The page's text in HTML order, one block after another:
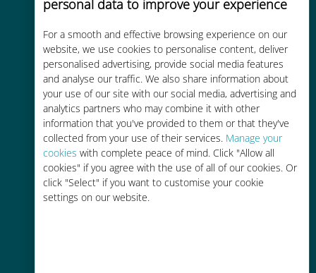
personal data to improve your experience
For a smooth and effective browsing experience on our
website, we use cookies to personalise content, deliver
personalised advertising, provide social media features
and analyse our traffic. We also share information about
your use of our site with our social media, advertising and
analytics partners who may combine it with other
information that you've provided to them or that they've
collected from your use of their services. Manage your
cookies with complete peace of mind. Click "Allow all
cookies" if you agree with the use of all of our cookies. Or
click "Select" if you want to customise your cookie
settings on our website.
Économique
Jusqu'à 90 % moins cher que les
frais d'itinérance avec votre
opérateur habituel
Recharge facile